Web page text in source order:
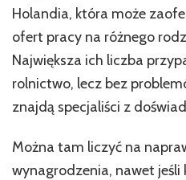
rachunkowego
Holandia, która może
ofert pracy na różnego
Największa ich liczba
rolnictwo, lecz bez
znajdą specjaliści z
Można tam liczyć na
wynagrodzenia, nawet jeśli